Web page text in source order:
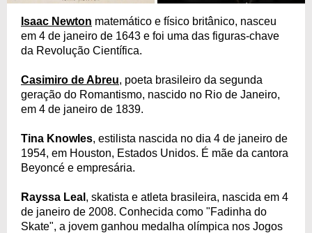
Isaac Newton matemático e físico britânico, nasceu
em 4 de janeiro de 1643 e foi uma das figuras-chave
da Revolução Científica.
Casimiro de Abreu, poeta brasileiro da segunda
geração do Romantismo, nascido no Rio de Janeiro,
em 4 de janeiro de 1839.
Tina Knowles, estilista nascida no dia 4 de janeiro de
1954, em Houston, Estados Unidos. É mãe da cantora
Beyoncé e empresária.
Rayssa Leal , skatista e atleta brasileira, nascida em 4
de janeiro de 2008. Conhecida como "Fadinha do
Skate", a jovem ganhou medalha olímpica nos Jogos